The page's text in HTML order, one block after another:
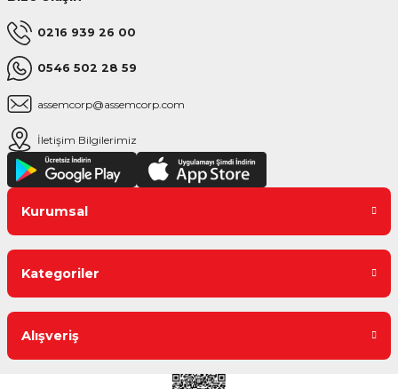
0216 939 26 00
0546 502 28 59
assemcorp@assemcorp.com
İletişim Bilgilerimiz
Kurumsal
Kategoriler
Alışveriş